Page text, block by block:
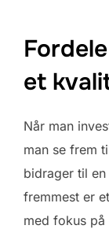
et
Når man
man se frem
bidrager til
fremmest er
med fokus